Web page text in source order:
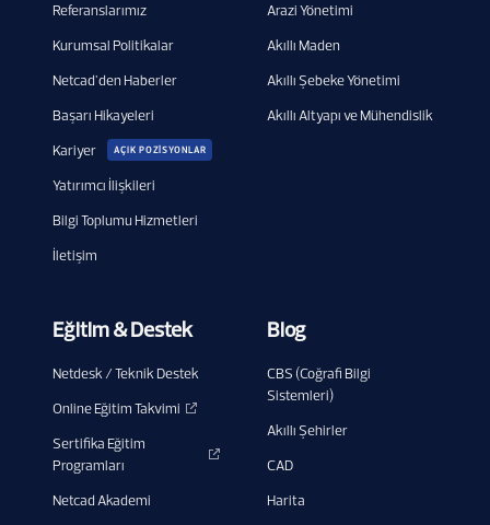
Referanslarımız
Kurumsal Politikalar
Netcad'den Haberler
Başarı Hikayeleri
Kariyer
AÇIK POZİSYONLAR
Yatırımcı İlişkileri
Bilgi Toplumu Hizmetleri
İletişim
Arazi Yönetimi
Akıllı Maden
Akıllı Şebeke Yönetimi
Akıllı Altyapı ve Mühendislik
Eğitim & Destek
Netdesk / Teknik Destek
Online Eğitim Takvimi
Sertifika Eğitim
Programları
Netcad Akademi
Blog
CBS (Coğrafi Bilgi
Sistemleri)
Akıllı Şehirler
CAD
Harita